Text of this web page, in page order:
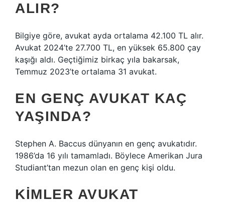
ALIR?
Bilgiye göre, avukat ayda ortalama 42.100 TL alır.
Avukat 2024’te 27.700 TL, en yüksek 65.800 çay
kaşığı aldı. Geçtiğimiz birkaç yıla bakarsak,
Temmuz 2023’te ortalama 31 avukat.
EN GENÇ AVUKAT KAÇ
YAŞINDA?
Stephen A. Baccus dünyanın en genç avukatıdır.
1986’da 16 yılı tamamladı. Böylece Amerikan Jura
Studiant’tan mezun olan en genç kişi oldu.
KIMLER AVUKAT